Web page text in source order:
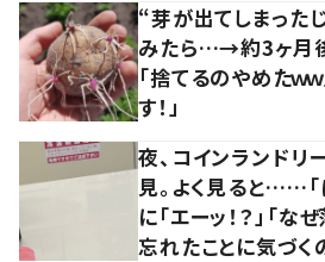
“芽が出てしまった
みたら…→約3ヶ月
「捨てるのやめたｗ
す！」
夜、コインランドリ
見。よく見ると……
に「エーッ！？」「な
忘れたことに気づく